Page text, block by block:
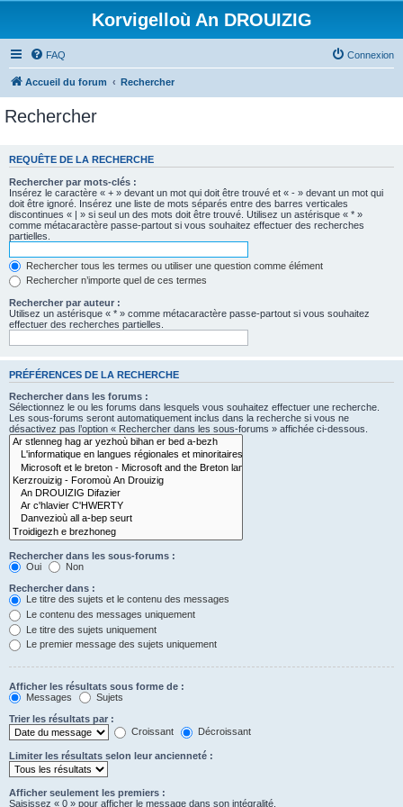
Korvigelloù An DROUIZIG
FAQ Connexion
Accueil du forum Rechercher
Rechercher
REQUÊTE DE LA RECHERCHE
Rechercher par mots-clés :
Insérez le caractère « + » devant un mot qui doit être trouvé et « - » devant un mot qui
doit être ignoré. Insérez une liste de mots séparés entre des barres verticales
discontinues « | » si seul un des mots doit être trouvé. Utilisez un astérisque « * »
comme métacaractère passe-partout si vous souhaitez effectuer des recherches
partielles.
Rechercher tous les termes ou utiliser une question comme élément
Rechercher n’importe quel de ces termes
Rechercher par auteur :
Utilisez un astérisque « * » comme métacaractère passe-partout si vous souhaitez
effectuer des recherches partielles.
PRÉFÉRENCES DE LA RECHERCHE
Rechercher dans les forums :
Sélectionnez le ou les forums dans lesquels vous souhaitez effectuer une recherche.
Les sous-forums seront automatiquement inclus dans la recherche si vous ne
désactivez pas l’option « Rechercher dans les sous-forums » affichée ci-dessous.
Rechercher dans les sous-forums :
Oui
Non
Rechercher dans :
Le titre des sujets et le contenu des messages
Le contenu des messages uniquement
Le titre des sujets uniquement
Le premier message des sujets uniquement
Afficher les résultats sous forme de :
Messages
Sujets
Trier les résultats par :
Croissant
Décroissant
Limiter les résultats selon leur ancienneté :
Afficher seulement les premiers :
Saisissez « 0 » pour afficher le message dans son intégralité.